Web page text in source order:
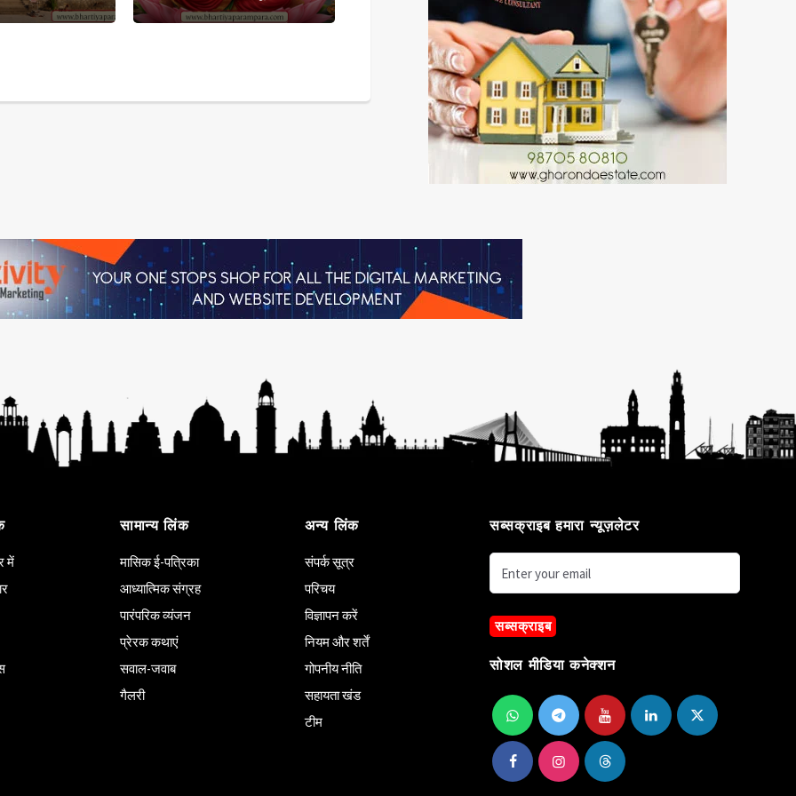
में
सामान्य लिंक
मासिक ई-पत्रिका
आध्यात्मिक संग्रह
पारंपरिक व्यंजन
प्रेरक कथाएं
सवाल-जवाब
गैलरी
अन्य लिंक
संपर्क सूत्र
परिचय
विज्ञापन करें
नियम और शर्तें
गोपनीय नीति
सहायता खंड
टीम
सब्सक्राइब हमारा न्यूज़लेटर
सब्सक्राइब
सोशल मीडिया कनेक्शन